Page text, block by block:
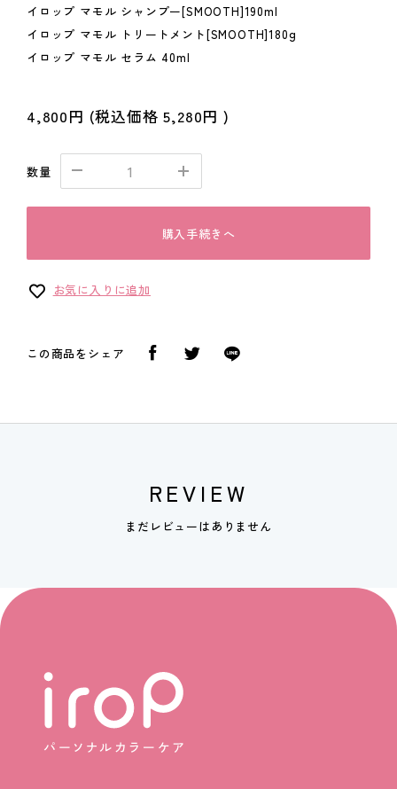
イロップ マモル シャンプー[SMOOTH]190ml
イロップ マモル トリートメント[SMOOTH]180g
イロップ マモル セラム 40ml
4,800円 (税込価格5,280円 )
数量
購入手続きへ
お気に入りに追加
この商品をシェア
REVIEW
まだレビューはありません